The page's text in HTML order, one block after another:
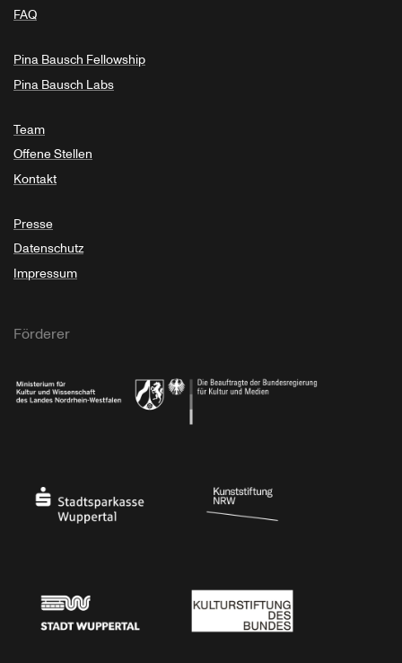
FAQ
Pina Bausch Fellowship
Pina Bausch Labs
Team
Offene Stellen
Kontakt
Presse
Datenschutz
Impressum
Förderer